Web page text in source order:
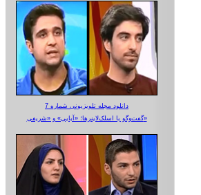
دانلود مجله تلویزیونی شماره 7
گفت‌وگو با اسلک‌لاینرها؛ «آبایی» و «شریفی»